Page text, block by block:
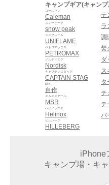
キャンプギア(キャン
Caleman
コールマン
snow peak
スノーピーク
UNIFLAME
ユニフレーム
PETROMAX
ペトロマックス
Nordisk
ノルディスク
CAPTAIN STAG
キャプテンスタッグ
自作
DIY
MSR
エムエスアール
Helinox
ヘリノックス
HILLEBERG
ヒルバーグ
テ
ラ
調
焚
ダ
ス
タ
チ
テ
バ
iPhone
キャンプ場・キ